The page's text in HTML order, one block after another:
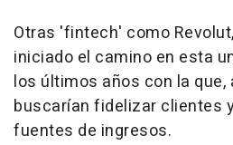
Otras 'fintech' como
iniciado el camino en esta
los últimos años con la que,
buscarían fidelizar clientes
fuentes de ingresos.